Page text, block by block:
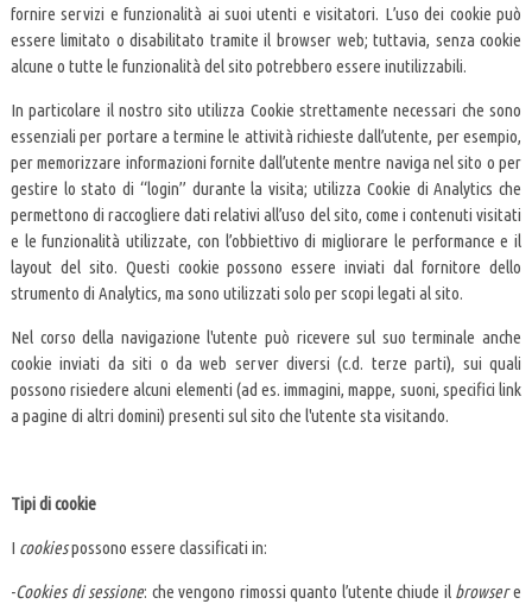
fornire servizi e funzionalità ai suoi utenti e visitatori. L’uso dei cookie può
essere limitato o disabilitato tramite il browser web; tuttavia, senza cookie
alcune o tutte le funzionalità del sito potrebbero essere inutilizzabili.
In particolare il nostro sito utilizza Cookie strettamente necessari che sono
essenziali per portare a termine le attività richieste dall’utente, per esempio,
per memorizzare informazioni fornite dall’utente mentre naviga nel sito o per
gestire lo stato di “login” durante la visita; utilizza Cookie di Analytics che
permettono di raccogliere dati relativi all’uso del sito, come i contenuti visitati
e le funzionalità utilizzate, con l’obbiettivo di migliorare le performance e il
layout del sito. Questi cookie possono essere inviati dal fornitore dello
strumento di Analytics, ma sono utilizzati solo per scopi legati al sito.
Nel corso della navigazione l'utente può ricevere sul suo terminale anche
cookie inviati da siti o da web server diversi (c.d. terze parti), sui quali
possono risiedere alcuni elementi (ad es. immagini, mappe, suoni, specifici link
a pagine di altri domini) presenti sul sito che l'utente sta visitando.
Tipi di cookie
I cookiespossono essere classificati in:
-Cookies di sessione: che vengono rimossi quanto l’utente chiude il browsere